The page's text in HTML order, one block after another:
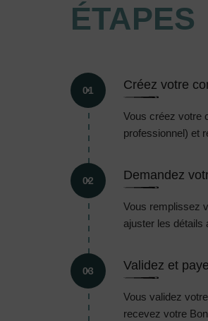
ÉTAPES
01 Créez votre
Vous créez votre
professionnel) et
02 Demandez
Vous remplissez
ajuster les détails
03 Validez et
Vous validez
recevez votre